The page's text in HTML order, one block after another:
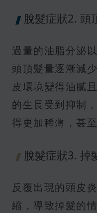
脫髮症狀2. 頭
過量的油脂分泌
頭頂髮量逐漸減
皮環境變得油膩
的生長受到抑制
得更加稀薄，甚
脫髮症狀3. 掉
反覆出現的頭皮
縮，導致掉髮的